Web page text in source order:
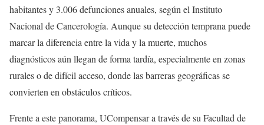
habitantes y 3.006 defunciones anuales, según el Instituto
Nacional de Cancerología. Aunque su detección temprana puede
marcar la diferencia entre la vida y la muerte, muchos
diagnósticos aún llegan de forma tardía, especialmente en zonas
rurales o de difícil acceso, donde las barreras geográficas se
convierten en obstáculos críticos.
Frente a este panorama, UCompensar a través de su Facultad de